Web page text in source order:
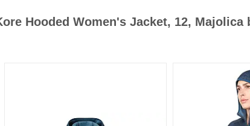
Hooded Women's Jacket, 12, Majolica